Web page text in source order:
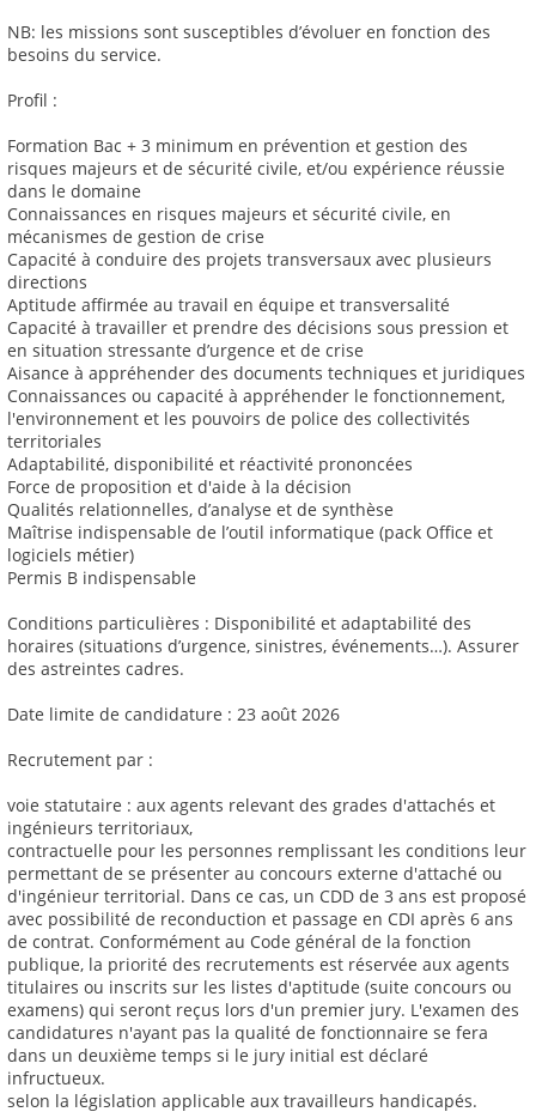
NB: les missions sont susceptibles d’évoluer en fonction des
besoins du service.
Profil :
Formation Bac + 3 minimum en prévention et gestion des
risques majeurs et de sécurité civile, et/ou expérience réussie
dans le domaine
Connaissances en risques majeurs et sécurité civile, en
mécanismes de gestion de crise
Capacité à conduire des projets transversaux avec plusieurs
directions
Aptitude affirmée au travail en équipe et transversalité
Capacité à travailler et prendre des décisions sous pression et
en situation stressante d’urgence et de crise
Aisance à appréhender des documents techniques et juridiques
Connaissances ou capacité à appréhender le fonctionnement,
l'environnement et les pouvoirs de police des collectivités
territoriales
Adaptabilité, disponibilité et réactivité prononcées
Force de proposition et d'aide à la décision
Qualités relationnelles, d’analyse et de synthèse
Maîtrise indispensable de l’outil informatique (pack Office et
logiciels métier)
Permis B indispensable
Conditions particulières : Disponibilité et adaptabilité des
horaires (situations d’urgence, sinistres, événements…). Assurer
des astreintes cadres.
Date limite de candidature : 23 août 2026
Recrutement par :
voie statutaire : aux agents relevant des grades d'attachés et
ingénieurs territoriaux,
contractuelle pour les personnes remplissant les conditions leur
permettant de se présenter au concours externe d'attaché ou
d'ingénieur territorial. Dans ce cas, un CDD de 3 ans est proposé
avec possibilité de reconduction et passage en CDI après 6 ans
de contrat. Conformément au Code général de la fonction
publique, la priorité des recrutements est réservée aux agents
titulaires ou inscrits sur les listes d'aptitude (suite concours ou
examens) qui seront reçus lors d'un premier jury. L'examen des
candidatures n'ayant pas la qualité de fonctionnaire se fera
dans un deuxième temps si le jury initial est déclaré
infructueux.
selon la législation applicable aux travailleurs handicapés.